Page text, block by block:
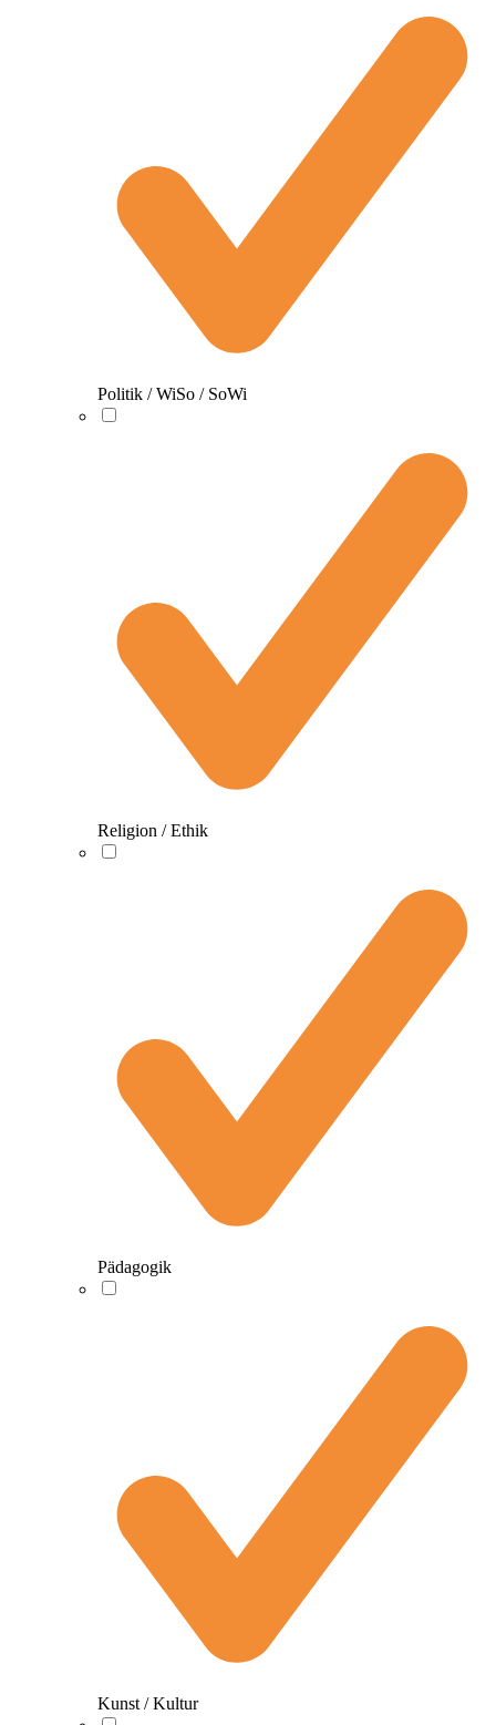
Politik / WiSo / SoWi
Religion / Ethik
Pädagogik
Kunst / Kultur